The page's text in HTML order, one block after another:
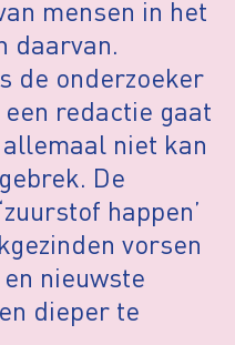
mensen in het
daarvan.
de onderzoeker
redactie gaat
niet kan
De
happen’
vorsen
nieuwste
dieper te